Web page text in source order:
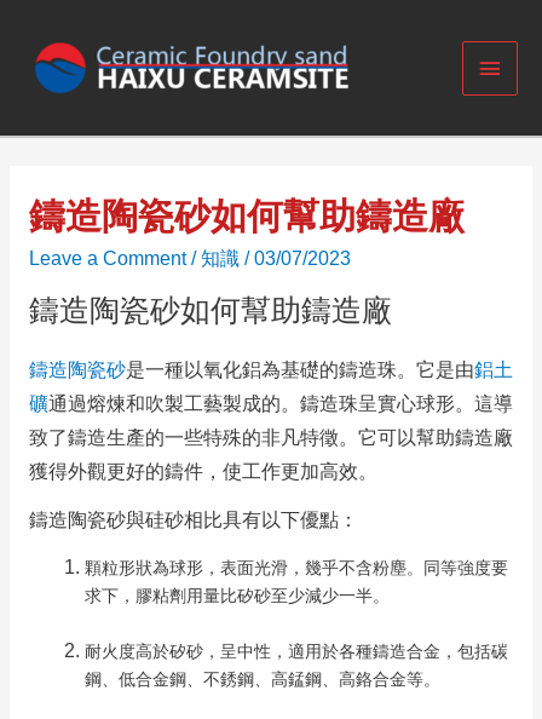
鑄造陶瓷砂如何幫助鑄造廠
Leave a Comment /知識/03/07/2023
鑄造陶瓷砂如何幫助鑄造廠
鑄造陶瓷砂是一種以氧化鋁為基礎的鑄造珠。 它是由鋁土
礦通過熔煉和吹製工藝製成的。 鑄造珠呈實心球形。 這導
致了鑄造生產的一些特殊的非凡特徵。 它可以幫助鑄造廠
獲得外觀更好的鑄件，使工作更加高效。
鑄造陶瓷砂與硅砂相比具有以下優點：
顆粒形狀為球形，表面光滑，幾乎不含粉塵。
同等強度要
求下，膠粘劑用量比矽砂至少減少一半。
耐火度高於矽砂，呈中性，適用於各種鑄造合金，包括碳
鋼、低合金鋼、不銹鋼、高錳鋼、高鉻合金等。